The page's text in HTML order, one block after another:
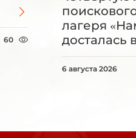
60
лагеря
досталась
6 августа 2026